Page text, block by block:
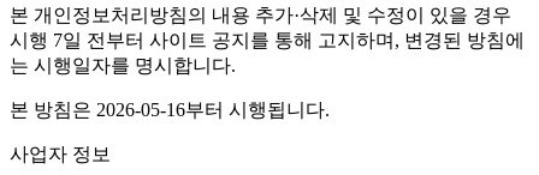
본 개인정보처리방침의 내용 추가·삭제 및 수정이 있을 경우
시행 7일 전부터 사이트 공지를 통해 고지하며, 변경된 방침에
는 시행일자를 명시합니다.
본 방침은 2026-05-16부터 시행됩니다.
사업자 정보